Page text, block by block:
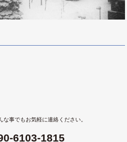
な事でもお気軽に連絡ください。
6103-1815